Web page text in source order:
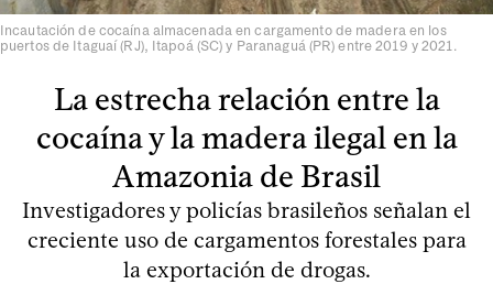
Incautación de cocaína almacenada en cargamento de madera en los
puertos de Itaguaí (RJ), Itapoá (SC) y Paranaguá (PR) entre 2019 y 2021.
La estrecha relación entre la
cocaína y la madera ilegal en la
Amazonia de Brasil
Investigadores y policías brasileños señalan el
creciente uso de cargamentos forestales para
la exportación de drogas.